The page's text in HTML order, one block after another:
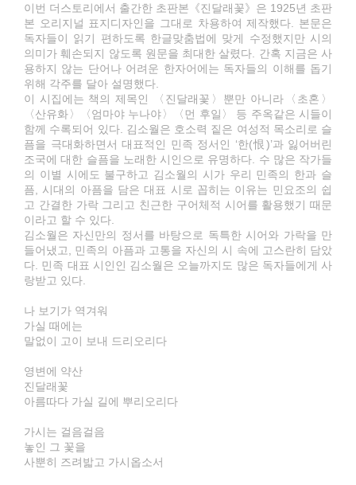
이번 더스토리에서 출간한 초판본《진달래꽃》은 1925년 초판
본 오리지널 표지디자인을 그대로 차용하여 제작했다. 본문은
독자들이 읽기 편하도록 한글맞춤법에 맞게 수정했지만 시의
의미가 훼손되지 않도록 원문을 최대한 살렸다. 간혹 지금은 사
용하지 않는 단어나 어려운 한자어에는 독자들의 이해를 돕기
위해 각주를 달아 설명했다.
이 시집에는 책의 제목인 〈진달래꽃〉뿐만 아니라〈초혼〉
〈산유화〉〈엄마야 누나야〉〈먼 후일〉 등 주옥같은 시들이
함께 수록되어 있다. 김소월은 호소력 짙은 여성적 목소리로 슬
픔을 극대화하면서 대표적인 민족 정서인 ‘한(恨)’과 잃어버린
조국에 대한 슬픔을 노래한 시인으로 유명하다. 수 많은 작가들
의 이별 시에도 불구하고 김소월의 시가 우리 민족의 한과 슬
픔, 시대의 아픔을 담은 대표 시로 꼽히는 이유는 민요조의 쉽
고 간결한 가락 그리고 친근한 구어체적 시어를 활용했기 때문
이라고 할 수 있다.
김소월은 자신만의 정서를 바탕으로 독특한 시어와 가락을 만
들어냈고, 민족의 아픔과 고통을 자신의 시 속에 고스란히 담았
다. 민족 대표 시인인 김소월은 오늘까지도 많은 독자들에게 사
랑받고 있다.
나 보기가 역겨워
가실 때에는
말없이 고이 보내 드리오리다
영변에 약산
진달래꽃
아름따다 가실 길에 뿌리오리다
가시는 걸음걸음
놓인 그 꽃을
사뿐히 즈려밟고 가시옵소서